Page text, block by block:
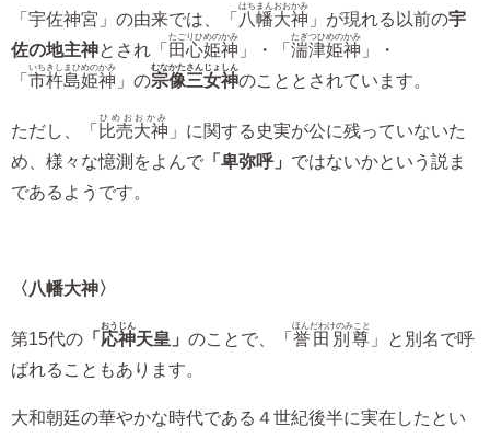
「宇佐神宮」の由来では、「 八幡大神
はちまんおおかみ
」が現れる以前の宇
佐の地主神とされ「 田心姫神
たごりひめのかみ
」・「 湍津姫神
たぎつひめのかみ
」・
「 市杵島姫神
いちきしまひめのかみ
」の宗像三女神
むなかたさんじょしん
のこととされています。
ただし、「 比売大神
ひめおおかみ
」に関する史実が公に残っていないた
め、様々な憶測をよんで 「卑弥呼」 ではないかという説ま
であるようです。
〈八幡大神〉
第15代の 「 応神
おうじん
天皇」 のことで、「 誉田別尊
ほんだわけのみこと
」と別名で呼
ばれることもあります。
大和朝廷の華やかな時代である４世紀後半に実在したとい